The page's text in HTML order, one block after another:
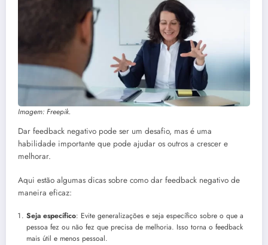
Imagem: Freepik.
Dar feedback negativo pode ser um desafio, mas é uma
habilidade importante que pode ajudar os outros a crescer e
melhorar.
Aqui estão algumas dicas sobre como dar feedback negativo de
maneira eficaz:
Seja específico: Evite generalizações e seja específico sobre o que a
pessoa fez ou não fez que precisa de melhoria. Isso torna o feedback
mais útil e menos pessoal.